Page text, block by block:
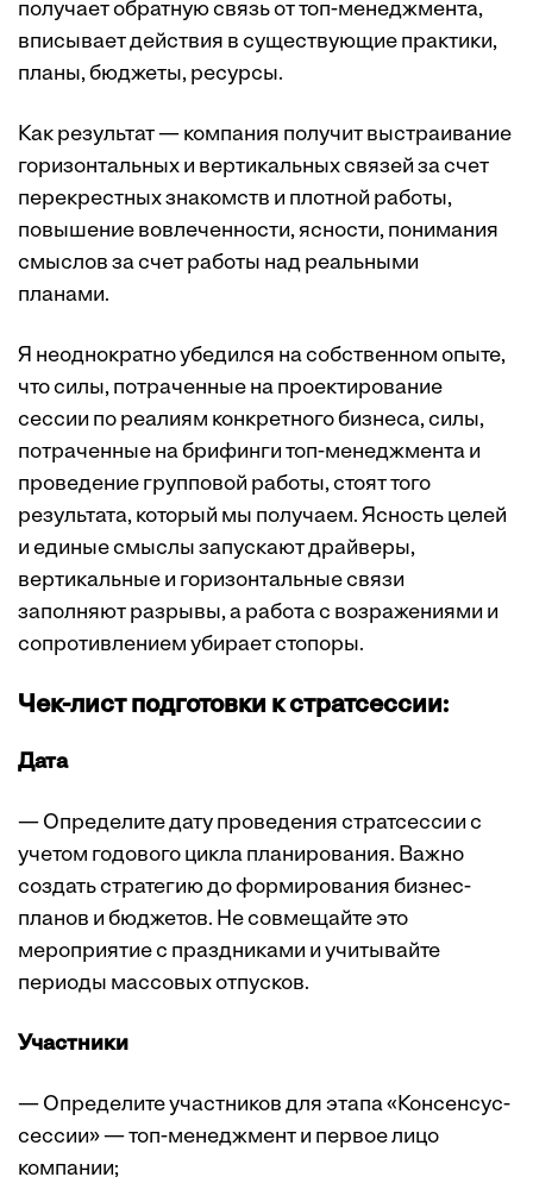
получает обратную связь от топ-менеджмента,
вписывает действия в существующие практики,
планы, бюджеты, ресурсы.
Как результат — компания получит выстраивание
горизонтальных и вертикальных связей за счет
перекрестных знакомств и плотной работы,
повышение вовлеченности, ясности, понимания
смыслов за счет работы над реальными
планами.
Я неоднократно убедился на собственном опыте,
что силы, потраченные на проектирование
сессии по реалиям конкретного бизнеса, силы,
потраченные на брифинги топ-менеджмента и
проведение групповой работы, стоят того
результата, который мы получаем. Ясность целей
и единые смыслы запускают драйверы,
вертикальные и горизонтальные связи
заполняют разрывы, а работа с возражениями и
сопротивлением убирает стопоры.
Чек-лист подготовки к стратсессии:
Дата
— Определите дату проведения стратсессии с
учетом годового цикла планирования. Важно
создать стратегию до формирования бизнес-
планов и бюджетов. Не совмещайте это
мероприятие с праздниками и учитывайте
периоды массовых отпусков.
Участники
— Определите участников для этапа «Консенсус-
сессии» — топ-менеджмент и первое лицо
компании;